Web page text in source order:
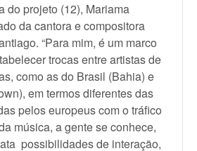
do projeto (12), Mariama
da cantora e compositora
“Para mim, é um marco
trocas entre artistas de
como as do Brasil (Bahia) e
em termos diferentes das
pelos europeus com o tráfico
música, a gente se conhece,
possibilidades de interação,